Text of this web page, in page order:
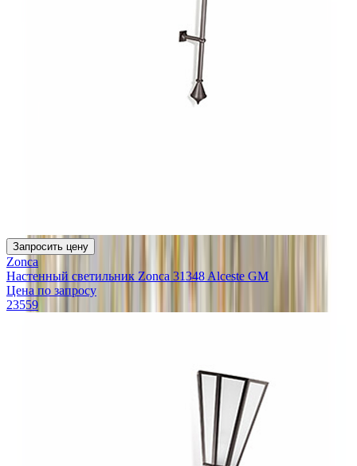
Запросить цену
Zonca
Настенный светильник Zonca 31348 Alceste GM
Цена по запросу
23559